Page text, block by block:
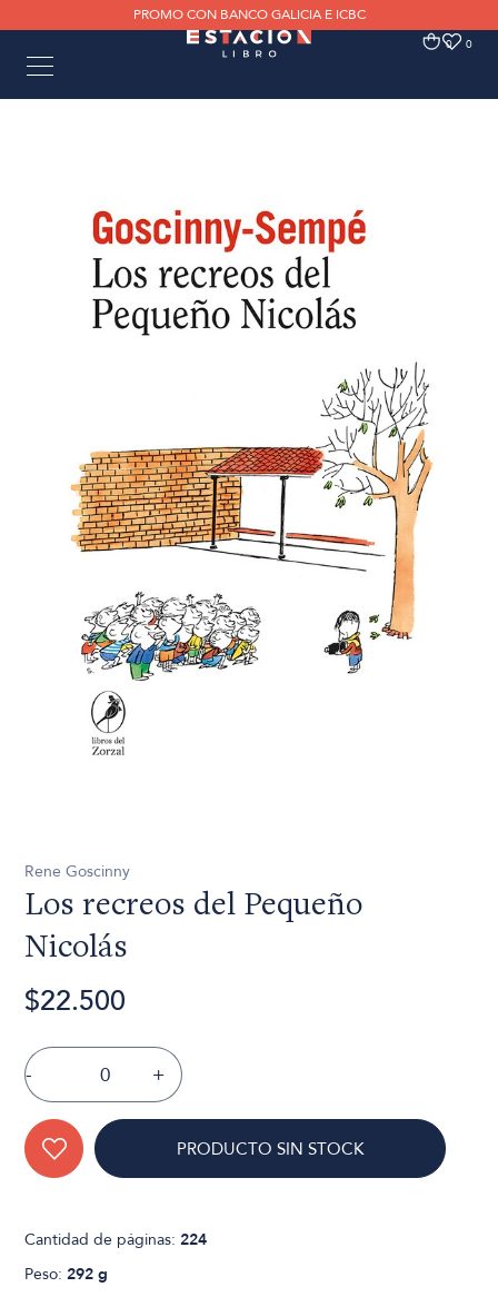
PROMO CON BANCO GALICIA E ICBC
0 0
Rene Goscinny
Los recreos del Pequeño
Nicolás
$22.500
- +
PRODUCTO SIN STOCK
Cantidad de páginas:224
Peso:292 g